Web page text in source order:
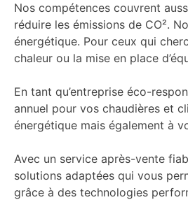
Nos compétences couvrent
réduire les émissions de CO².
énergétique. Pour ceux qui
chaleur ou la mise en place
En tant qu’entreprise éco-
annuel pour vos chaudières et
énergétique mais également à
Avec un service après-vente
solutions adaptées qui vous
grâce à des technologies